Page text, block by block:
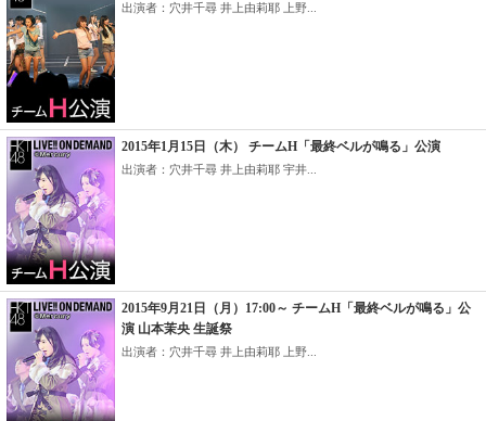
出演者：穴井千尋 井上由莉耶 上野...
2015年1月15日（木） チームH「最終ベルが鳴る」公演
出演者：穴井千尋 井上由莉耶 宇井...
2015年9月21日（月）17:00～ チームH「最終ベルが鳴る」公
演 山本茉央 生誕祭
出演者：穴井千尋 井上由莉耶 上野...